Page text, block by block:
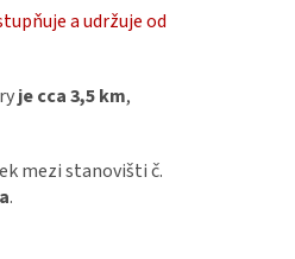
a udržuje od
je cca 3,5 km,
mezi stanovišti č.
.